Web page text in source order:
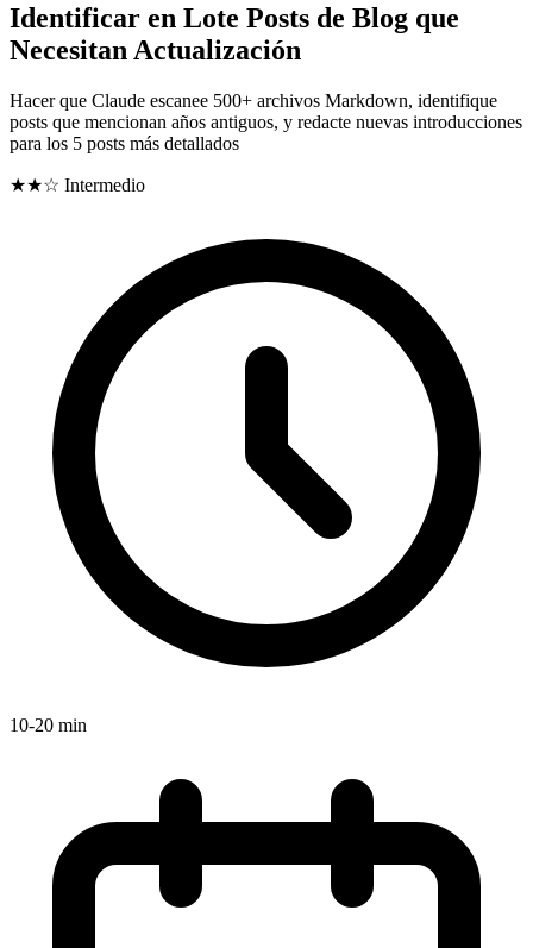
Identificar en Lote Posts de Blog que
Necesitan Actualización
Hacer que Claude escanee 500+ archivos Markdown, identifique
posts que mencionan años antiguos, y redacte nuevas introducciones
para los 5 posts más detallados
★★☆ Intermedio
10-20 min